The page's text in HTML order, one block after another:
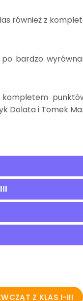
również z
bardzo
Dolata i Tomek
Z KLAS I-III